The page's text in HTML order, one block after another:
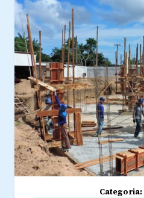
Categoria: